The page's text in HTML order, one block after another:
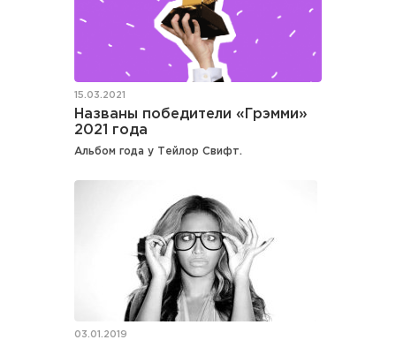
15.03.2021
Названы победители «Грэмми»
2021 года
Альбом года у Тейлор Свифт.
03.01.2019